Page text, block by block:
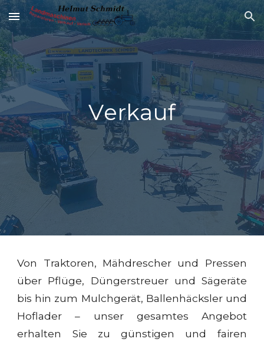
Skip to main content Skip to navigation
Verkauf
Von Traktoren, Mähdrescher und Pressen
über Pflüge, Düngerstreuer und Sägeräte
bis hin zum Mulchgerät, Ballenhäcksler und
Hoflader – unser gesamtes Angebot
erhalten Sie zu günstigen und fairen